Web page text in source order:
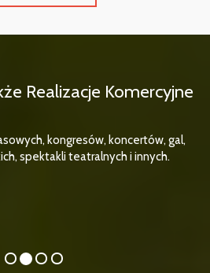
Realizacje Komercyjne
kongresów, koncertów, gal,
spektakli teatralnych i innych.